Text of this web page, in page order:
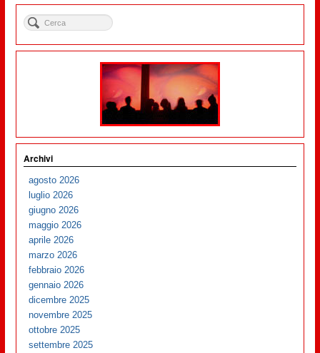
Archivi
agosto 2026
luglio 2026
giugno 2026
maggio 2026
aprile 2026
marzo 2026
febbraio 2026
gennaio 2026
dicembre 2025
novembre 2025
ottobre 2025
settembre 2025